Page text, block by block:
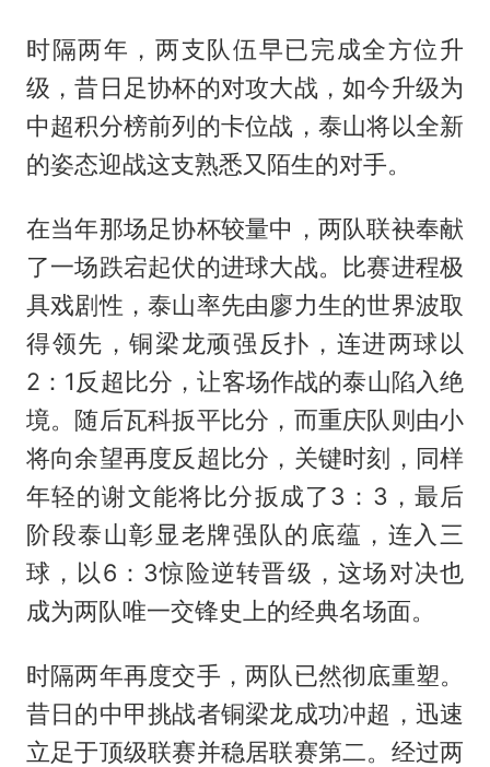
时隔两年，两支队伍早已完成全方位升
级，昔日足协杯的对攻大战，如今升级为
中超积分榜前列的卡位战，泰山将以全新
的姿态迎战这支熟悉又陌生的对手。
在当年那场足协杯较量中，两队联袂奉献
了一场跌宕起伏的进球大战。比赛进程极
具戏剧性，泰山率先由廖力生的世界波取
得领先，铜梁龙顽强反扑，连进两球以
2：1反超比分，让客场作战的泰山陷入绝
境。随后瓦科扳平比分，而重庆队则由小
将向余望再度反超比分，关键时刻，同样
年轻的谢文能将比分扳成了3：3，最后
阶段泰山彰显老牌强队的底蕴，连入三
球，以6：3惊险逆转晋级，这场对决也
成为两队唯一交锋史上的经典名场面。
时隔两年再度交手，两队已然彻底重塑。
昔日的中甲挑战者铜梁龙成功冲超，迅速
立足于顶级联赛并稳居联赛第二。经过两